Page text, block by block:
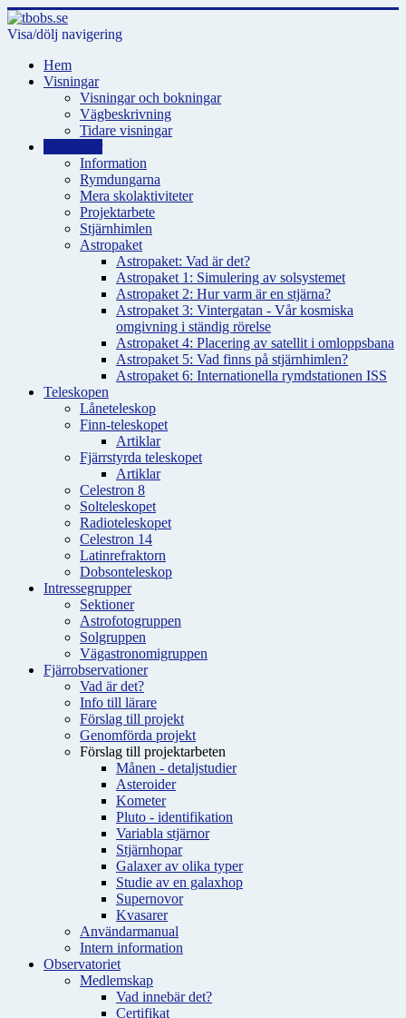
Visa/dölj navigering
Hem
Visningar
Visningar och bokningar
Vägbeskrivning
Tidare visningar
Information
Rymdungarna
Mera skolaktiviteter
Projektarbete
Stjärnhimlen
Astropaket
Astropaket: Vad är det?
Astropaket 1: Simulering av solsystemet
Astropaket 2: Hur varm är en stjärna?
Astropaket 3: Vintergatan - Vår kosmiska
omgivning i ständig rörelse
Astropaket 4: Placering av satellit i omloppsbana
Astropaket 5: Vad finns på stjärnhimlen?
Astropaket 6: Internationella rymdstationen ISS
Teleskopen
Låneteleskop
Finn-teleskopet
Artiklar
Fjärrstyrda teleskopet
Artiklar
Celestron 8
Solteleskopet
Radioteleskopet
Celestron 14
Latinrefraktorn
Dobsonteleskop
Intressegrupper
Sektioner
Astrofotogruppen
Solgruppen
Vägastronomigruppen
Fjärrobservationer
Vad är det?
Info till lärare
Förslag till projekt
Genomförda projekt
Förslag till projektarbeten
Månen - detaljstudier
Asteroider
Kometer
Pluto - identifikation
Variabla stjärnor
Stjärnhopar
Galaxer av olika typer
Studie av en galaxhop
Supernovor
Kvasarer
Användarmanual
Intern information
Observatoriet
Medlemskap
Vad innebär det?
Certifikat